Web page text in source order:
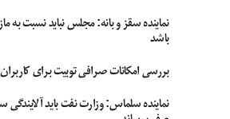
نماینده سقز و بانه: مجلس نباید نسبت به
باشد
بررسی امکانات صرافی توبیت برای کاربران
نماینده سلماس: وزارت نفت باید